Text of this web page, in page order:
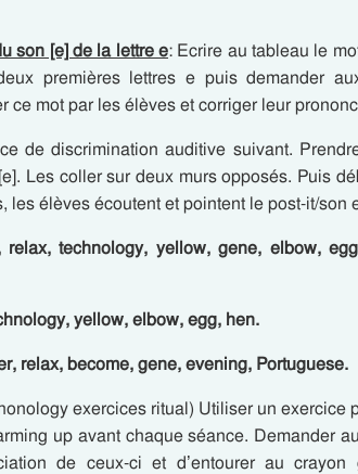
son [e] de la lettre e: Ecrire au tableau le
premières lettres e puis demander
ce mot par les élèves et corriger leur
de discrimination auditive suivant.
Les coller sur deux murs opposés. Puis
les élèves écoutent et pointent le post-it/son
relax, technology, yellow, gene, elbow,
yellow, elbow, egg, hen.
become, gene, evening, Portuguese.
exercices ritual) Utiliser un exercice
up avant chaque séance. Demander
de ceux-ci et d’entourer au